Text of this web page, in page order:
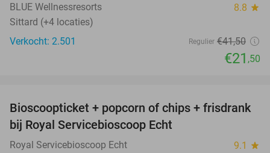
BLUE Wellnessresorts 8.8 star
Sittard (+4 locaties)
Verkocht: 2.501
Regulier €41,50
€21 ,50
34%
Bioscoopticket + popcorn of chips + frisdrank
bij Royal Servicebioscoop Echt
Royal Servicebioscoop Echt 9.1 star